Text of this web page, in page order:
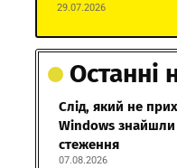
29.07.2026
Останні
Слід, який не
Windows знайшли
стеження
07.08.2026